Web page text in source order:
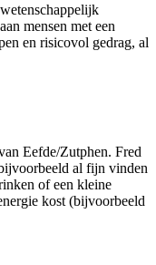
mensen met een
en risicovol gedrag, al
Eefde/Zutphen. Fred
al fijn vinden
of een kleine
kost (bijvoorbeeld